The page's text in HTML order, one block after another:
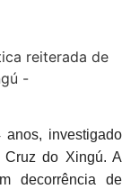
investigado
Cruz do Xingú. A
decorrência de